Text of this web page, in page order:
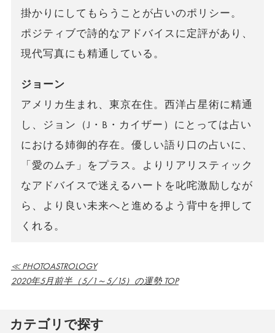
掛かりにしてもらうことが占いのポリシー。
ポジティブで詩的なアドバイスに定評があり、
現代写真にも精通している。
ジョーン
アメリカ生まれ、東京在住。西洋占星術に精通
し、ジョン（J・B・カイザー）にとっては占い
における姉御的存在。優しい語り口の占いに、
「愛のムチ」をプラス。よりリアリスティック
なアドバイスで迷えるハートを叱咤激励しなが
ら、より良い未来へと進めるよう背中を押して
くれる。
≪ PHOTOASTROLOGY
2020年5月前半（5/1～5/15）の運勢 TOP
カテゴリで探す